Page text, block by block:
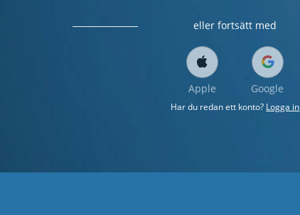
eller fortsätt med
Apple Google
Har du redan ett konto? Logga in